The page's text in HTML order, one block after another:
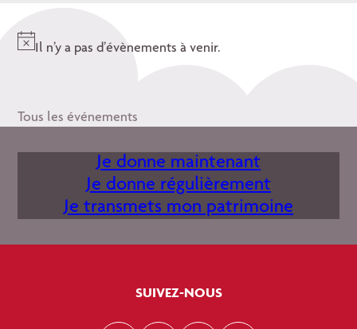
Il n’y a pas d’évènements à venir.
Tous les événements
Je donne maintenant
Je donne régulièrement
Je transmets mon patrimoine
SUIVEZ-NOUS